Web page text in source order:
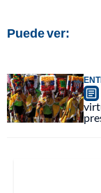
Puede ver: